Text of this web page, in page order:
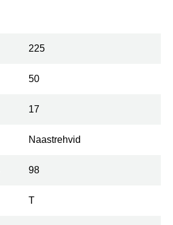
225
50
17
Naastrehvid
98
T